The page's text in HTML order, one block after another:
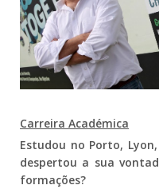
Carreira Académica
Estudou no Porto,
despertou a sua
formações?